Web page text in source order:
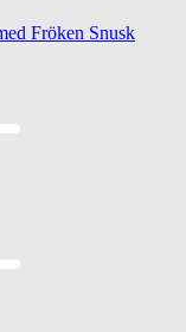
Fröken Snusk